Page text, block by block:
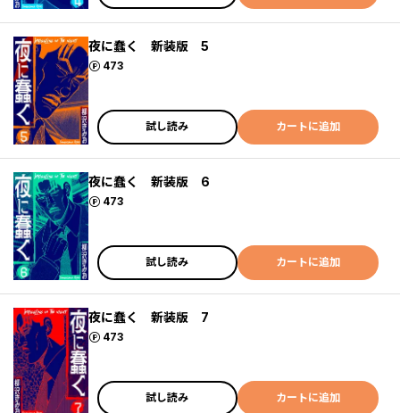
夜に蠢く 新装版 5
473
ポイント
試し読み カートに追加
夜に蠢く 新装版 6
473
ポイント
試し読み カートに追加
夜に蠢く 新装版 7
473
ポイント
試し読み カートに追加